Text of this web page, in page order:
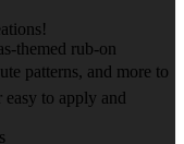
themed rub-on
patterns, and more to
to apply and